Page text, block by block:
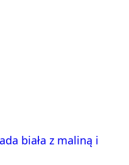
biała z maliną i